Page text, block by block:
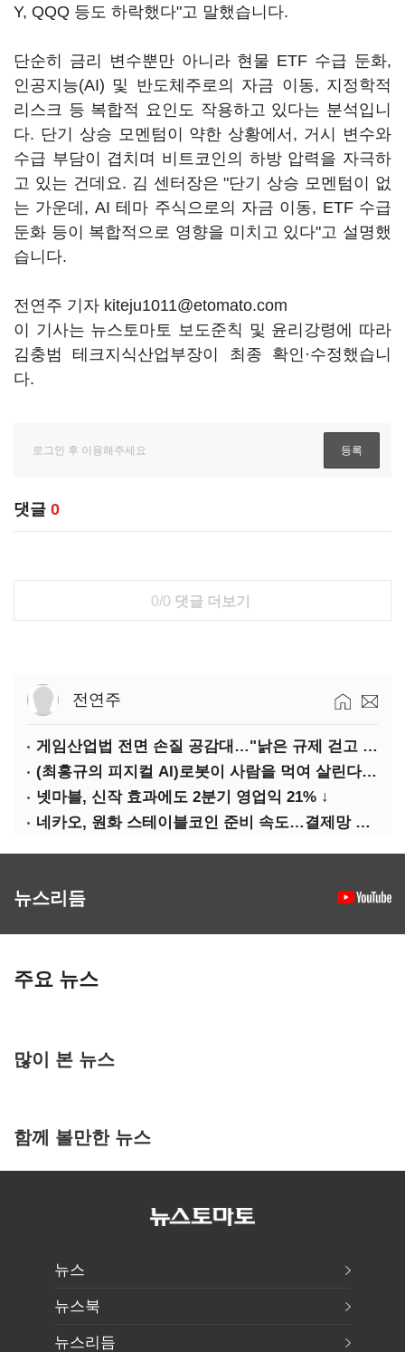
Y, QQQ 등도 하락했다"고 말했습니다.
단순히 금리 변수뿐만 아니라 현물 ETF 수급 둔화,
인공지능(AI) 및 반도체주로의 자금 이동, 지정학적
리스크 등 복합적 요인도 작용하고 있다는 분석입니
다. 단기 상승 모멘텀이 약한 상황에서, 거시 변수와
수급 부담이 겹치며 비트코인의 하방 압력을 자극하
고 있는 건데요. 김 센터장은 "단기 상승 모멘텀이 없
는 가운데, AI 테마 주식으로의 자금 이동, ETF 수급
둔화 등이 복합적으로 영향을 미치고 있다"고 설명했
습니다.
전연주 기자 kiteju1011@etomato.com
이 기사는 뉴스토마토 보도준칙 및 윤리강령에 따라
김충범 테크지식산업부장이 최종 확인·수정했습니
다.
댓글 0
0/0 댓글 더보기
전연주
게임산업법 전면 손질 공감대…"낡은 규제 걷고 안전장치 촘촘히 해야"
(최홍규의 피지컬 AI)로봇이 사람을 먹여 살린다, 그런데 언제 먹여야 할지는 모른다
넷마블, 신작 효과에도 2분기 영업익 21% ↓
네카오, 원화 스테이블코인 준비 속도…결제망 안전장치 확보 과제
뉴스리듬
주요 뉴스
많이 본 뉴스
함께 볼만한 뉴스
뉴스
뉴스북
뉴스리듬